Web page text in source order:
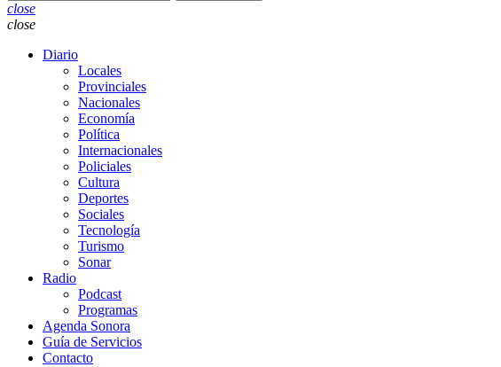
close
close
Diario
Locales
Provinciales
Nacionales
Economía
Política
Internacionales
Policiales
Cultura
Deportes
Sociales
Tecnología
Turismo
Sonar
Radio
Podcast
Programas
Agenda Sonora
Guía de Servicios
Contacto